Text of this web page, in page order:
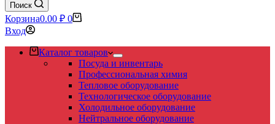
Поиск
Корзина0.00 ₽ 0
Вход
Каталог товаров
Посуда и инвентарь
Профессиональная химия
Тепловое оборудование
Технологическое оборудование
Холодильное оборудование
Нейтральное оборудование